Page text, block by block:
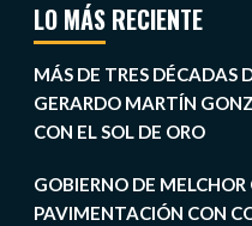
LO MÁS RECIENTE
MÁS DE TRES DÉCADAS
GERARDO MARTÍN
CON EL SOL DE ORO
GOBIERNO DE
PAVIMENTACIÓN CON